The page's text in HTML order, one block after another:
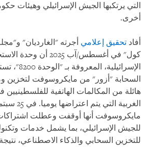
التي يرتكبها الجيش الإسرائيلي وهيئات
أخرى.
أفاد تحقيق إعلامي
كول" في أغسطس/آب 2025
الإسرائيلية،
السحابة "أزور" من مايكروسوفت لتخزين
هائلة من المكالمات الهاتفية
الغربية التي يتم اعتراضها يوميا. في 25 سبتمبر/أيلول،
مايكروسوفت أنها أوقفت وعطلت
للجيش الإسرائيلي، بما يشمل خدمات
للتخزين السحابي والذكاء الاصطناعي،